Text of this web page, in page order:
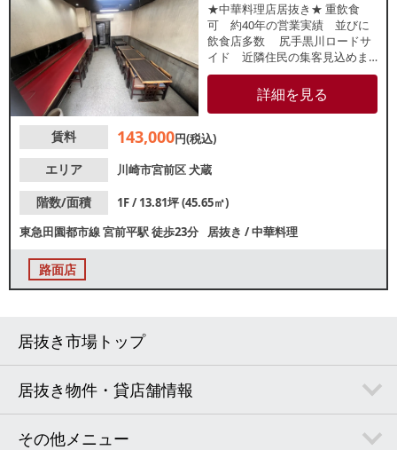
★中華料理店居抜き★ 重飲食
可 約40年の営業実績 並びに
飲食店多数 尻手黒川ロードサ
イド 近隣住民の集客見込めま
す 【インフラ】電灯：有 動
力：有 ガス：プロパン
水道：20mm 【厨房排気】有 /有
スト】無 【席数】カウンター6
有 /和式 【閉店理由】引退
限】特に無し 【不可業態】
【間口】約4.4ｍ 【天高】約2.5
ｍ ※店舗情報は正確性を保証す
詳細を見る
賃料 143,000円(税込)
エリア
川崎市宮前区犬蔵
階数/面積
1F / 13.81坪 (45.65㎡)
東急田園都市線宮前平駅徒歩23分 居抜き /中華料理
路面店
居抜き市場トップ
居抜き物件・貸店舗情報
その他メニュー